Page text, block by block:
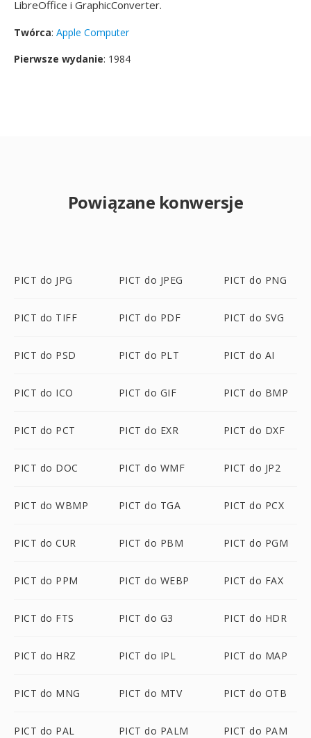
LibreOffice i GraphicConverter.
Twórca: Apple Computer
Pierwsze wydanie: 1984
Powiązane konwersje
PICT do JPG PICT do JPEG PICT do PNG
PICT do TIFF PICT do PDF PICT do SVG
PICT do PSD PICT do PLT PICT do AI
PICT do ICO PICT do GIF PICT do BMP
PICT do PCT PICT do EXR PICT do DXF
PICT do DOC PICT do WMF PICT do JP2
PICT do WBMP PICT do TGA PICT do PCX
PICT do CUR PICT do PBM PICT do PGM
PICT do PPM PICT do WEBP PICT do FAX
PICT do FTS PICT do G3 PICT do HDR
PICT do HRZ PICT do IPL PICT do MAP
PICT do MNG PICT do MTV PICT do OTB
PICT do PAL PICT do PALM PICT do PAM